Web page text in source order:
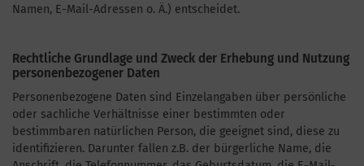
Namen, E-Mail-Adressen o. Ä.) entscheidet.
Rechtliche Grundlage und Zweck der Erhebung und Nutzung
personenbezogener Daten
Personenbezogene Daten sind Einzelangaben über persönliche
oder sachliche Verhältnisse einer bestimmten oder
bestimmbaren natürlichen Person, die geeignet sind, diese zu
identifizieren. Darunter fallen z.B. der bürgerliche Name, die